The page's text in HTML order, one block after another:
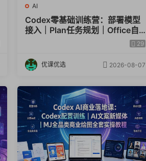
AI
Codex零基础训练营：部署模型
接入｜Plan任务规划｜Office自
29
优课优选 2026-08-07